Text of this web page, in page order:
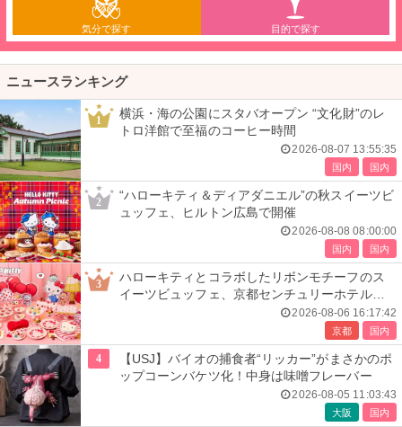
気分で探す 目的で探す
ニュースランキング
1
横浜・海の公園にスタバオープン “文化財”のレ
トロ洋館で至福のコーヒー時間
2026-08-07 13:55:35
国内 国内
2
“ハローキティ＆ディアダニエル”の秋スイーツビ
ュッフェ、ヒルトン広島で開催
2026-08-08 08:00:00
国内 国内
3
ハローキティとコラボしたリボンモチーフのス
イーツビュッフェ、京都センチュリーホテルで
2026-08-06 16:17:42
京都 国内
4
【USJ】バイオの捕食者“リッカー”がまさかのポ
ップコーンバケツ化！中身は味噌フレーバー
2026-08-05 11:03:43
大阪 国内